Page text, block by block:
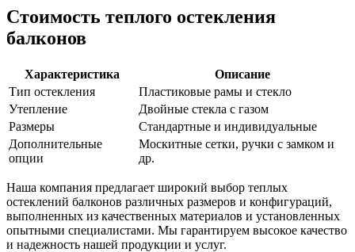
Стоимость теплого остекления
балконов
Характеристика
Описание
Тип остекления
Пластиковые рамы и стекло
Утепление
Двойные стекла с газом
Размеры
Стандартные и индивидуальные
Дополнительные
опции
Москитные сетки, ручки с замком и
др.
Наша компания предлагает широкий выбор теплых
остеклений балконов различных размеров и конфигураций,
выполненных из качественных материалов и установленных
опытными специалистами. Мы гарантируем высокое качество
и надежность нашей продукции и услуг.